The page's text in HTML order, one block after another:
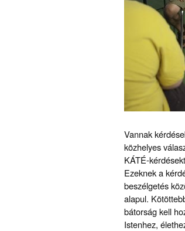
Vannak
közhelyes
KÁTÉ-
Ezeknek a
beszélgetés
alapul.
bátorság kell
Istenhez,